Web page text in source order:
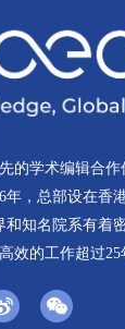
的学术编辑合作
年，总部设在香
知名院系有着
效的工作超过25